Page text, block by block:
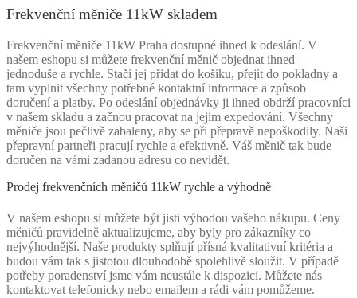
Frekvenční měniče 11kW skladem
Frekvenční měniče 11kW Praha dostupné ihned k odeslání. V
našem eshopu si můžete frekvenční měnič objednat ihned –
jednoduše a rychle. Stačí jej přidat do košíku, přejít do pokladny a
tam vyplnit všechny potřebné kontaktní informace a způsob
doručení a platby. Po odeslání objednávky ji ihned obdrží pracovníci
v našem skladu a začnou pracovat na jejím expedování. Všechny
měniče jsou pečlivě zabaleny, aby se při přepravě nepoškodily. Naši
přepravní partneři pracují rychle a efektivně. Váš měnič tak bude
doručen na vámi zadanou adresu co nevidět.
Prodej frekvenčních měničů 11kW rychle a výhodně
V našem eshopu si můžete být jisti výhodou vašeho nákupu. Ceny
měničů pravidelně aktualizujeme, aby byly pro zákazníky co
nejvýhodnější. Naše produkty splňují přísná kvalitativní kritéria a
budou vám tak s jistotou dlouhodobě spolehlivě sloužit. V případě
potřeby poradenství jsme vám neustále k dispozici. Můžete nás
kontaktovat telefonicky nebo emailem a rádi vám pomůžeme.